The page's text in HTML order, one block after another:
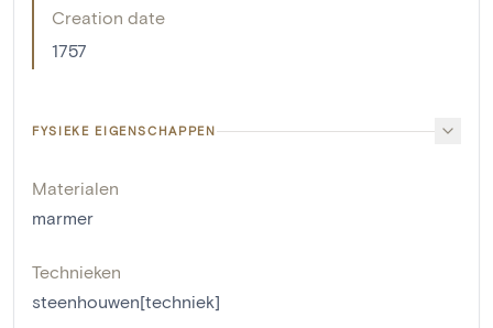
Creation date
1757
FYSIEKE EIGENSCHAPPEN
Materialen
marmer
Technieken
steenhouwen[techniek]